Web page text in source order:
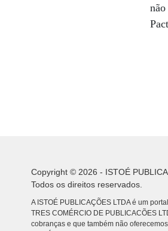
Copyright © 2026 - ISTOÉ
Todos os direitos reservados.
A ISTOÉ PUBLICAÇÕES LTDA é um
TRES COMÉRCIO DE PUBLICACÕES
cobranças e que também não